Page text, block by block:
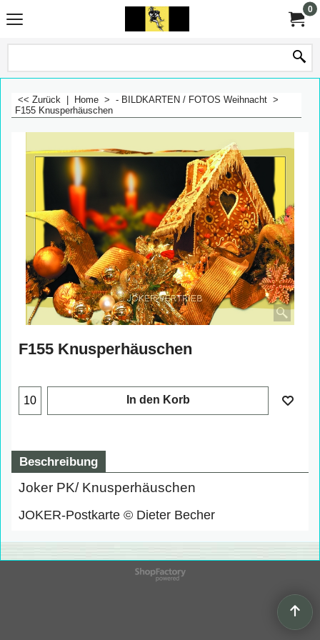
0
<< Zurück Home > - BILDKARTEN / FOTOS Weihnacht >
F155 Knusperhäuschen
F155 Knusperhäuschen
In den Korb
Beschreibung
Joker PK/ Knusperhäuschen
JOKER-Postkarte © Dieter Becher
WebShop erstellt mit
ShopFactory Shop